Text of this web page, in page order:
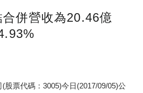
併營收為20.46億
股票代碼：3005)今日(2017/09/05)公